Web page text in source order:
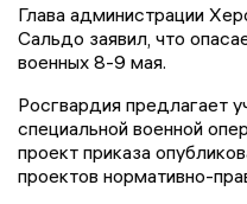
Глава администрации
Сальдо заявил, что
военных 8-9 мая.
Росгвардия предлагает
специальной военной
проект приказа
проектов нормативно-